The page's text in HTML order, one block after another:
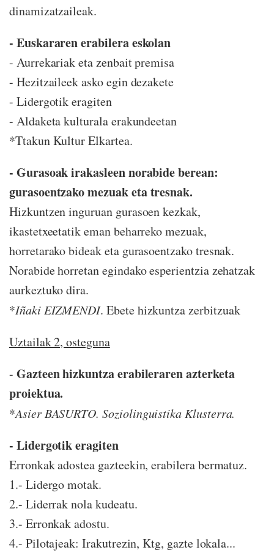
dinamizatzaileak.
- Euskararen erabilera eskolan
- Aurrekariak eta zenbait premisa
- Hezitzaileek asko egin dezakete
- Lidergotik eragiten
- Aldaketa kulturala erakundeetan
*Ttakun Kultur Elkartea.
- Gurasoak irakasleen norabide berean:
gurasoentzako mezuak eta tresnak.
Hizkuntzen inguruan gurasoen kezkak,
ikastetxeetatik eman beharreko mezuak,
horretarako bideak eta gurasoentzako tresnak.
Norabide horretan egindako esperientzia zehatzak
aurkeztuko dira.
*Iñaki EIZMENDI. Ebete hizkuntza zerbitzuak
Uztailak 2, osteguna
- Gazteen hizkuntza erabileraren azterketa
proiektua.
*Asier BASURTO. Soziolinguistika Klusterra.
- Lidergotik eragiten
Erronkak adostea gazteekin, erabilera bermatuz.
1.- Lidergo motak.
2.- Liderrak nola kudeatu.
3.- Erronkak adostu.
4.- Pilotajeak: Irakutrezin, Ktg, gazte lokala...